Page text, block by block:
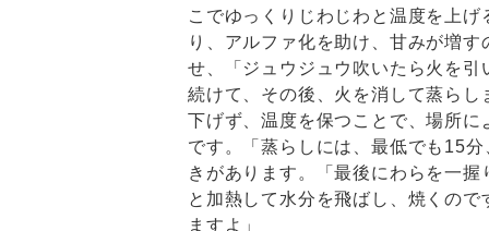
こでゆっくりじわじわと温度を上
り、アルファ化を助け、甘みが増
せ、「ジュウジュウ吹いたら火を
続けて、その後、火を消して蒸ら
下げず、温度を保つことで、場所
です。「蒸らしには、最低でも15
きがあります。「最後にわらを一
と加熱して水分を飛ばし、焼くの
ますよ」